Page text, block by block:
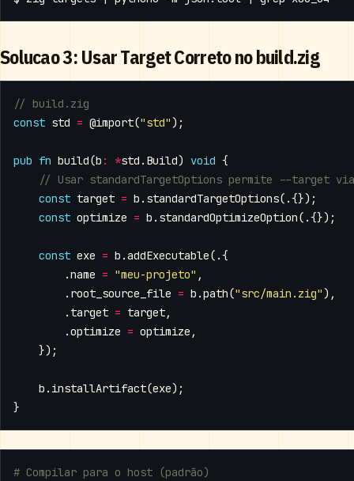
Solucao 3: Usar Target Correto no build.zig
const std = @import("std" );
pub fn build(b : *std . Build) void {
const target = b . standardTargetOptions(.{});
const optimize = b . standardOptimizeOption(.{});
const exe = b .addExecutable(.{
.name = "meu-projeto" ,
. root_source_file = b .path("src/main.zig" ),
. target = target,
.optimize = optimize ,
});
b . installArtifact(exe);
}
# Compilar para o host (padrão)